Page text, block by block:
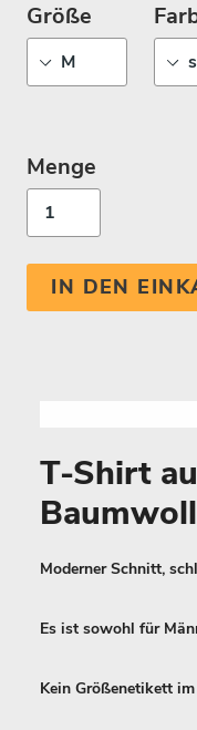
Größe
Menge
IN DEN
T-Shirt
Moderner Schnitt,
Es ist sowohl für
Kein Größenetikett